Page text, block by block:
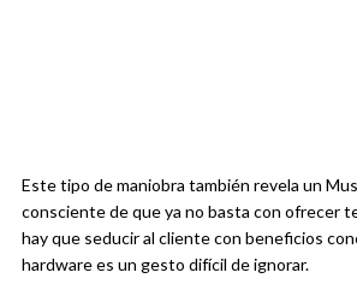
Este tipo de maniobra también revela un
consciente de que ya no basta con ofrecer
hay que seducir al cliente con beneficios
hardware es un gesto difícil de ignorar.